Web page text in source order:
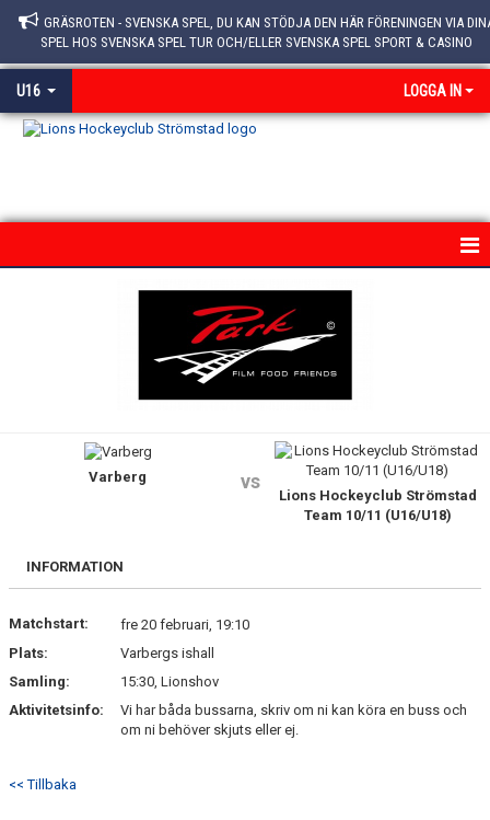
GRÄSROTEN - SVENSKA SPEL, DU KAN STÖDJA DEN HÄR FÖRENINGEN VIA
SPEL HOS SVENSKA SPEL TUR OCH/ELLER SVENSKA SPEL SPORT & CASINO
U16 LOGGA IN
DOKUMENT
KONTAKT
Varberg vs
Lions Hockeyclub Strömstad
Team 10/11 (U16/U18)
INFORMATION
Matchstart:
fre 20 februari, 19:10
Plats:
Varbergs ishall
Samling:
15:30, Lionshov
Aktivitetsinfo:
Vi har båda bussarna, skriv om ni kan köra en buss och
om ni behöver skjuts eller ej.
<< Tillbaka